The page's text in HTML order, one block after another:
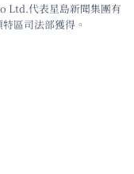
Ltd.代表星島新聞集團有
區司法部獲得。